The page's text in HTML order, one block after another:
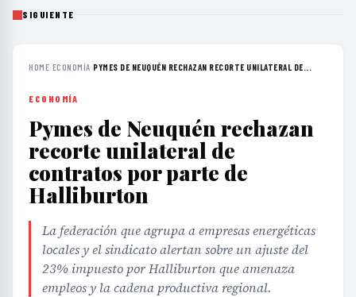
SIGUIENTE
HOME›ECONOMÍA›PYMES DE NEUQUÉN RECHAZAN RECORTE UNILATERAL DE...
ECONOMÍA
Pymes de Neuquén rechazan
recorte unilateral de
contratos por parte de
Halliburton
La federación que agrupa a empresas energéticas
locales y el sindicato alertan sobre un ajuste del
23% impuesto por Halliburton que amenaza
empleos y la cadena productiva regional.